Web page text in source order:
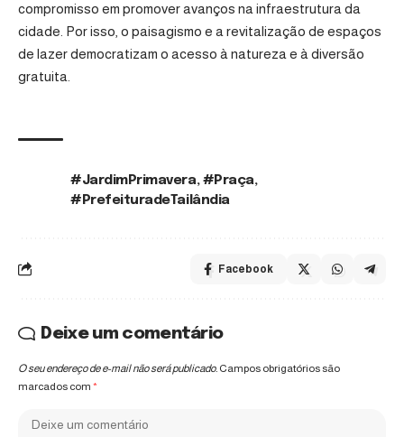
compromisso em promover avanços na infraestrutura da
cidade. Por isso, o paisagismo e a revitalização de espaços
de lazer democratizam o acesso à natureza e à diversão
gratuita.
#JardimPrimavera,#Praça,
#PrefeituradeTailândia
Facebook
Deixe um comentário
O seu endereço de e-mail não será publicado. Campos obrigatórios são
marcados com *